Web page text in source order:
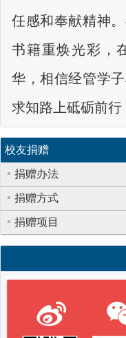
任感和奉献精神
书籍重焕光彩，
华，相信经管学
求知路上砥砺前行
校友捐赠
捐赠办法
捐赠方式
捐赠项目